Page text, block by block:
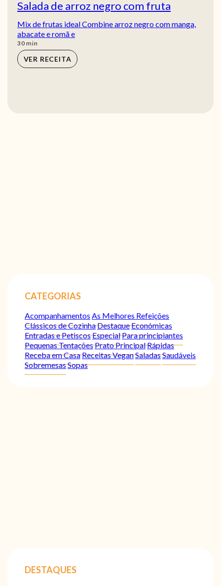
Salada de arroz negro com fruta
Mix de frutas ideal Combine arroz negro com manga,
abacate e romã e
30min
min
VER RECEITA
CATEGORIAS
Acompanhamentos As Melhores Refeições
Clássicos de CozinhaDestaqueEconómicas
Entradas e PetiscosEspecialPara principiantes
Pequenas TentaçõesPrato PrincipalRápidas
Receba em CasaReceitas VeganSaladasSaudáveis
SobremesasSopas
DESTAQUES